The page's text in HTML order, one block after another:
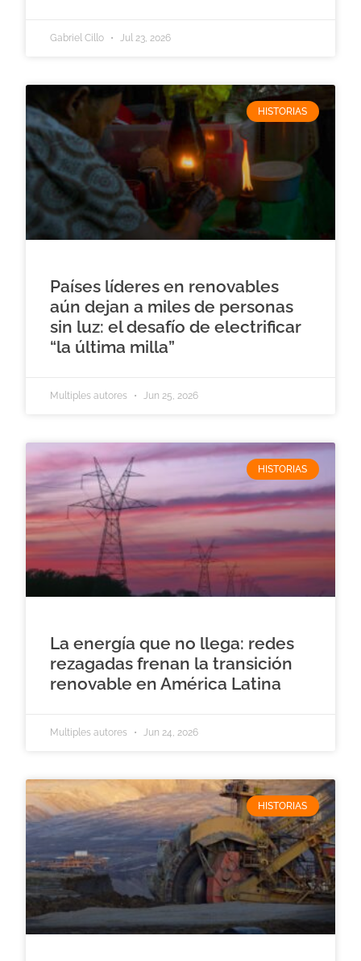
Gabriel Cillo Jul 23, 2026
HISTORIAS
Países líderes en renovables
aún dejan a miles de personas
sin luz: el desafío de electrificar
“la última milla”
Multiples autores Jun 25, 2026
HISTORIAS
La energía que no llega: redes
rezagadas frenan la transición
renovable en América Latina
Multiples autores Jun 24, 2026
HISTORIAS